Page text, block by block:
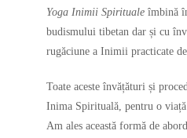
Yoga Inimii Spirituale îmbină
budismului tibetan dar și cu
rugăciune a Inimii practicate
Toate aceste învățături și
Inima Spirituală, pentru o
Am ales această formă de